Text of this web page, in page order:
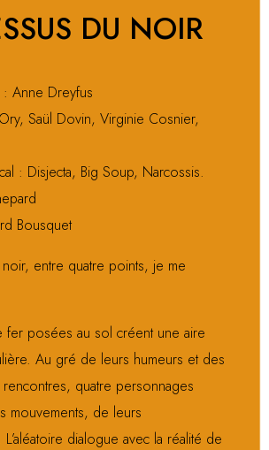
DU NOIR
Anne Dreyfus
Saül Dovin, Virginie Cosnier,
: Disjecta, Big Soup, Narcossis.
Bousquet
entre quatre points, je me
fer posées au sol créent une aire
Au gré de leurs humeurs et des
quatre personnages
mouvements, de leurs
dialogue avec la réalité de